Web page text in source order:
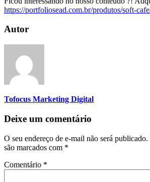
https://portfoliosead.com.br/produtos/soft-
Autor
Tofocus Marketing Digital
Deixe um comentário
O seu endereço de e-mail não será publicado.
são marcados com *
Comentário *